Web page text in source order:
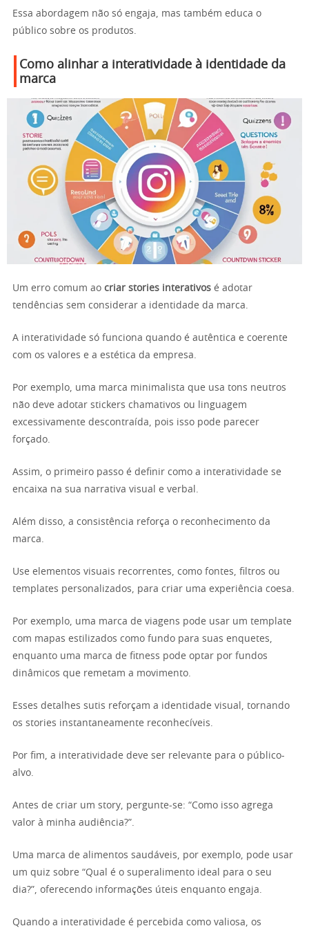
Essa abordagem não só engaja, mas também educa o
público sobre os produtos.
Como alinhar a interatividade à identidade da
marca
Um erro comum ao criar stories interativos é adotar
tendências sem considerar a identidade da marca.
A interatividade só funciona quando é autêntica e coerente
com os valores e a estética da empresa.
Por exemplo, uma marca minimalista que usa tons neutros
não deve adotar stickers chamativos ou linguagem
excessivamente descontraída, pois isso pode parecer
forçado.
Assim, o primeiro passo é definir como a interatividade se
encaixa na sua narrativa visual e verbal.
Além disso, a consistência reforça o reconhecimento da
marca.
Use elementos visuais recorrentes, como fontes, filtros ou
templates personalizados, para criar uma experiência coesa.
Por exemplo, uma marca de viagens pode usar um template
com mapas estilizados como fundo para suas enquetes,
enquanto uma marca de fitness pode optar por fundos
dinâmicos que remetam a movimento.
Esses detalhes sutis reforçam a identidade visual, tornando
os stories instantaneamente reconhecíveis.
Por fim, a interatividade deve ser relevante para o público-
alvo.
Antes de criar um story, pergunte-se: “Como isso agrega
valor à minha audiência?”.
Uma marca de alimentos saudáveis, por exemplo, pode usar
um quiz sobre “Qual é o superalimento ideal para o seu
dia?”, oferecendo informações úteis enquanto engaja.
Quando a interatividade é percebida como valiosa, os